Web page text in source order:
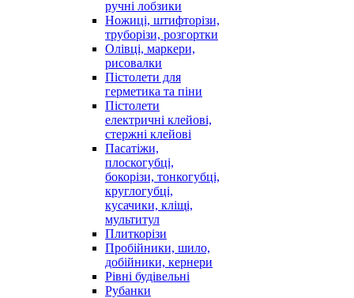
ручні лобзики
Ножиці, штифторізи,
труборізи, розгортки
Олівці, маркери,
рисовалки
Пістолети для
герметика та піни
Пістолети
електричні клейові,
стержні клейові
Пасатіжи,
плоскогубці,
бокорізи, тонкогубці,
круглогубці,
кусачики, кліщі,
мультитул
Плиткорізи
Пробійники, шило,
добійники, кернери
Рівні будівельні
Рубанки